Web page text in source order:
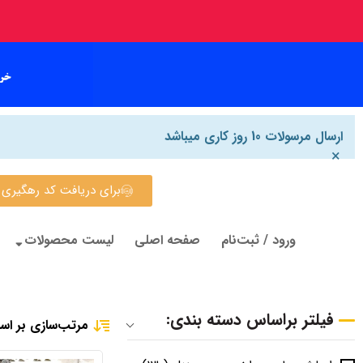
ارسال مرسولات 10 روز کاری میباشد
×
برای دریافت کد رهگیری روی
ورود / ثبت‌نام صفحه اصلی لیست محصولات
فیلتر براساس دسته بندی: مرتب‌سازی بر